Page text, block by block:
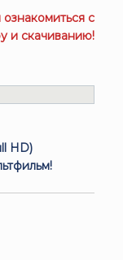
с
и скачиванию!
HD)